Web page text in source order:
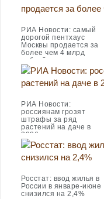
РИА Новости: самый
дорогой пентхаус
Москвы продается за
более чем 4 млрд
рублей
РИА Новости:
россиянам грозят
штрафы за ряд
растений на даче в
2026 году
Росстат: ввод жилья в
России в январе-июне
снизился на 2,4%